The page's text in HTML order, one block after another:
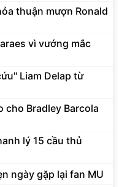
thuận mượn Ronald
vì vướng mắc
Liam Delap từ
cho Bradley Barcola
lý 15 cầu thủ
ngày gặp lại fan MU